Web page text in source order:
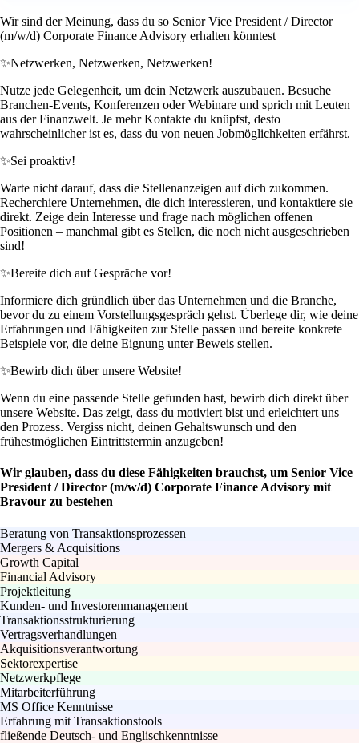
Wir sind der Meinung, dass du so Senior Vice President / Director
(m/w/d) Corporate Finance Advisory erhalten könntest
✨Netzwerken, Netzwerken, Netzwerken!
Nutze jede Gelegenheit, um dein Netzwerk auszubauen. Besuche
Branchen-Events, Konferenzen oder Webinare und sprich mit Leuten
aus der Finanzwelt. Je mehr Kontakte du knüpfst, desto
wahrscheinlicher ist es, dass du von neuen Jobmöglichkeiten erfährst.
✨Sei proaktiv!
Warte nicht darauf, dass die Stellenanzeigen auf dich zukommen.
Recherchiere Unternehmen, die dich interessieren, und kontaktiere sie
direkt. Zeige dein Interesse und frage nach möglichen offenen
Positionen – manchmal gibt es Stellen, die noch nicht ausgeschrieben
sind!
✨Bereite dich auf Gespräche vor!
Informiere dich gründlich über das Unternehmen und die Branche,
bevor du zu einem Vorstellungsgespräch gehst. Überlege dir, wie deine
Erfahrungen und Fähigkeiten zur Stelle passen und bereite konkrete
Beispiele vor, die deine Eignung unter Beweis stellen.
✨Bewirb dich über unsere Website!
Wenn du eine passende Stelle gefunden hast, bewirb dich direkt über
unsere Website. Das zeigt, dass du motiviert bist und erleichtert uns
den Prozess. Vergiss nicht, deinen Gehaltswunsch und den
frühestmöglichen Eintrittstermin anzugeben!
Wir glauben, dass du diese Fähigkeiten brauchst, um Senior Vice
President / Director (m/w/d) Corporate Finance Advisory mit
Bravour zu bestehen
Beratung von Transaktionsprozessen
Mergers & Acquisitions
Growth Capital
Financial Advisory
Projektleitung
Kunden- und Investorenmanagement
Transaktionsstrukturierung
Vertragsverhandlungen
Akquisitionsverantwortung
Sektorexpertise
Netzwerkpflege
Mitarbeiterführung
MS Office Kenntnisse
Erfahrung mit Transaktionstools
fließende Deutsch- und Englischkenntnisse